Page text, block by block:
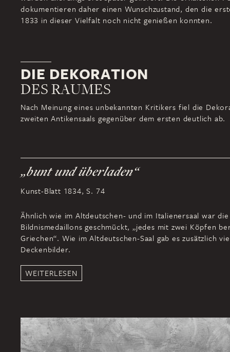
dokumentieren daher einen Wunschzustand, den die
1833 in dieser Vielfalt noch nicht genießen konnten.
DIE DEKORATION
DES RAUMES
Nach Meinung eines unbekannten Kritikers fiel die
zweiten Antikensaals gegenüber dem ersten deutlich ab.
„bunt und überladen“
Kunst-Blatt 1834, S. 74
Ähnlich wie im Altdeutschen- und im Italienersaal war
Bildnismedaillons geschmückt, „jedes mit zwei Köpfen
Griechen“. Wie im Altdeutschen-Saal gab es zusätzlich
Deckenbilder.
WEITERLESEN